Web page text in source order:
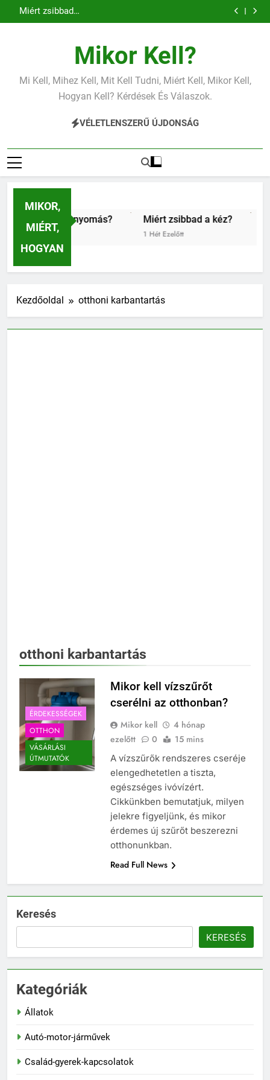
Ugrás
a
kéz?
Mikor Kell?
Mi Kell, Mihez Kell, Mit Kell Tudni, Miért Kell, Mikor Kell,
Hogyan Kell? Kérdések És Válaszok.
VÉLETLENSZERŰ ÚJDONSÁG
MIKOR,
MIÉRT,
HOGYAN
vérnyomás? Miért zsibbad a kéz?
Kezdőoldal otthoni karbantartás
otthoni karbantartás
ÉRDEKESSÉGEK
OTTHON
VÁSÁRLÁSI
ÚTMUTATÓK
Mikor kell vízszűrőt
cserélni az otthonban?
Mikor kell
4 hónap
ezelőtt
0 15 mins
A vízszűrők rendszeres cseréje
elengedhetetlen a tiszta,
egészséges ivóvízért.
Cikkünkben bemutatjuk, milyen
jelekre figyeljünk, és mikor
érdemes új szűrőt beszerezni
otthonunkban.
Read Full News
Keresés
KERESÉS
Kategóriák
Állatok
Autó-motor-járművek
Család-gyerek-kapcsolatok